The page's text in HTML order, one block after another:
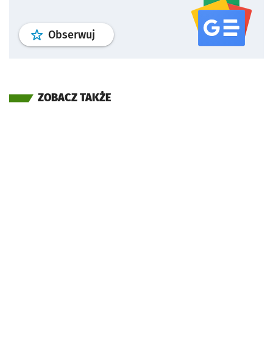
Obserwuj profil serwisu
ZOBACZ TAKŻE